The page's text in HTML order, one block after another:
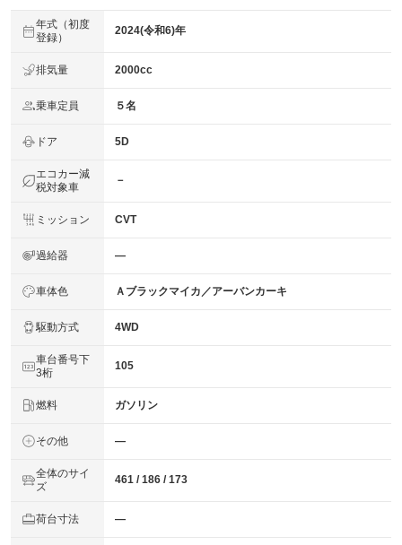
年式（初度
登録）
2024(令和6)年
排気量 2000cc
乗車定員 ５名
ドア 5D
エコカー減
税対象車
－
ミッション CVT
過給器 ―
車体色 Ａブラックマイカ／アーバンカーキ
駆動方式 4WD
車台番号下
3桁
105
燃料 ガソリン
その他 ―
全体のサイ
ズ
461 / 186 / 173
荷台寸法 ―